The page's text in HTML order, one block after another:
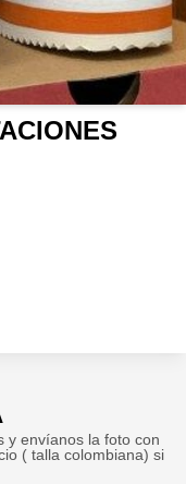
y envíanos la foto con
( talla colombiana) si